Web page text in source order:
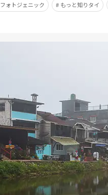
フォトジェニック もっと知りタイ